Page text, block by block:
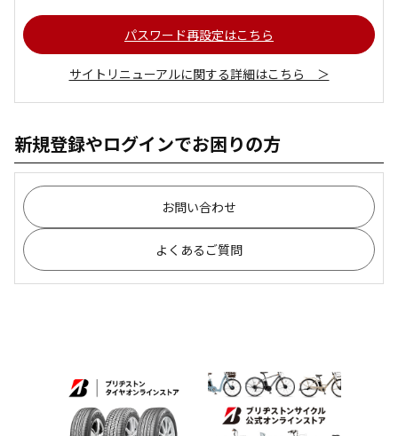
パスワード再設定はこちら
サイトリニューアルに関する詳細はこちら ＞
新規登録やログインでお困りの方
お問い合わせ
よくあるご質問